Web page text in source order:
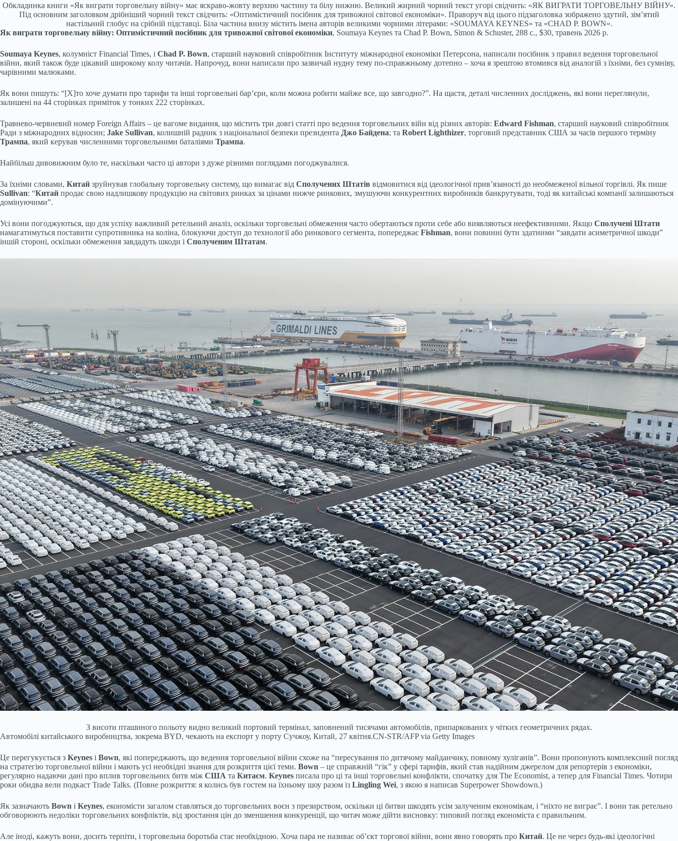
Обкладинка книги «Як виграти торговельну війну» має яскраво-жовту верхню частину та білу нижню. Великий жирний чорний текст угорі свідчить: «ЯК ВИГРАТИ ТОРГОВЕЛЬНУ ВІЙНУ».
Під основним заголовком дрібніший чорний текст свідчить: «Оптимістичний посібник для тривожної світової економіки». Праворуч від цього підзаголовка зображено здутий, зім’ятий
настільний глобус на срібній підставці. Біла частина внизу містить імена авторів великими чорними літерами: «SOUMAYA KEYNES» та «CHAD P. BOWN».
Як виграти торговельну війну: Оптимістичний посібник для тривожної світової економіки, Soumaya Keynes та Chad P. Bown, Simon & Schuster, 288 с., $30, травень 2026 р.
Soumaya Keynes, колумніст Financial Times, і Chad P. Bown, старший науковий співробітник Інституту міжнародної економіки Петерсона, написали посібник з правил ведення торговельної
війни, який також буде цікавий широкому колу читачів. Напрочуд, вони написали про зазвичай нудну тему по-справжньому дотепно – хоча я зрештою втомився від аналогій з їхніми, без сумніву,
чарівними малюками.
Як вони пишуть: “[Х]то хоче думати про тарифи та інші торговельні бар’єри, коли можна робити майже все, що завгодно?”. На щастя, деталі численних досліджень, які вони переглянули,
залишені на 44 сторінках приміток у тонких 222 сторінках.
Травнево-червневий номер Foreign Affairs – це вагоме видання, що містить три довгі статті про ведення торговельних війн від різних авторів: Edward Fishman, старший науковий співробітник
Ради з міжнародних відносин; Jake Sullivan, колишній радник з національної безпеки президента Джо Байдена; та Robert Lighthizer, торговий представник США за часів першого терміну
Трампа, який керував численними торговельними баталіями Трампа.
Найбільш дивовижним було те, наскільки часто ці автори з дуже різними поглядами погоджувалися.
За їхніми словами, Китай зруйнував глобальну торговельну систему, що вимагає від Сполучених Штатів відмовитися від ідеологічної прив’язаності до необмеженої вільної торгівлі. Як пише
Sullivan: “Китай продає свою надлишкову продукцію на світових ринках за цінами нижче ринкових, змушуючи конкурентних виробників банкрутувати, тоді як китайські компанії залишаються
домінуючими”.
Усі вони погоджуються, що для успіху важливий ретельний аналіз, оскільки торговельні обмеження часто обертаються проти себе або виявляються неефективними. Якщо Сполучені Штати
намагатимуться поставити супротивника на коліна, блокуючи доступ до технології або ринкового сегмента, попереджає Fishman, вони повинні бути здатними “завдати асиметричної шкоди”
іншій стороні, оскільки обмеження завдадуть шкоди і Сполученим Штатам.
З висоти пташиного польоту видно великий портовий термінал, заповнений тисячами автомобілів, припаркованих у чітких геометричних рядах.
Автомобілі китайського виробництва, зокрема BYD, чекають на експорт у порту Сучжоу, Китай, 27 квітня.CN-STR/AFP via Getty Images
Це перегукується з Keynes і Bown, які попереджають, що ведення торговельної війни схоже на “пересування по дитячому майданчику, повному хуліганів”. Вони пропонують комплексний погляд
на стратегію торговельної війни і мають усі необхідні знання для розкриття цієї теми. Bown – це справжній “гік” у сфері тарифів, який став надійним джерелом для репортерів з економіки,
регулярно надаючи дані про вплив торговельних битв між США та Китаєм. Keynes писала про ці та інші торговельні конфлікти, спочатку для The Economist, а тепер для Financial Times. Чотири
роки обидва вели подкаст Trade Talks. (Повне розкриття: я колись був гостем на їхньому шоу разом із Lingling Wei, з якою я написав Superpower Showdown.)
Як зазначають Bown і Keynes, економісти загалом ставляться до торговельних воєн з презирством, оскільки ці битви шкодять усім залученим економікам, і “ніхто не виграє”. І вони так ретельно
обговорюють недоліки торговельних конфліктів, від зростання цін до зменшення конкуренції, що читач може дійти висновку: типовий погляд економіста є правильним.
Але іноді, кажуть вони, досить терпіти, і торговельна боротьба стає необхідною. Хоча пара не називає об’єкт торгової війни, вони явно говорять про Китай. Це не через будь-які ідеологічні